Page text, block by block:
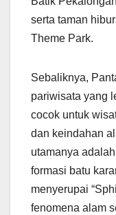
serta taman
Theme Park.
Sebaliknya,
pariwisata yang
cocok untuk
dan keindahan
utamanya
formasi batu
menyerupai
fenomena alam